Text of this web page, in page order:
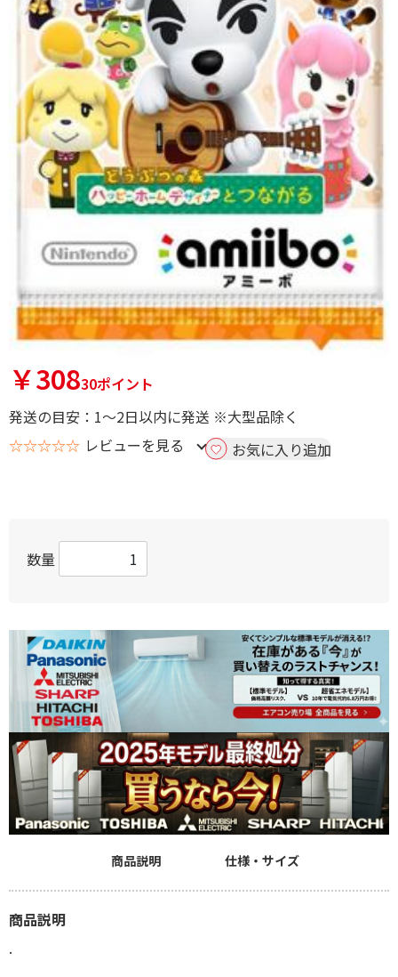
￥30830ポイント
発送の目安：1～2日以内に発送 ※大型品除く
☆☆☆☆☆ レビューを見る お気に入り追加
数量
商品説明 仕様・サイズ
商品説明
.